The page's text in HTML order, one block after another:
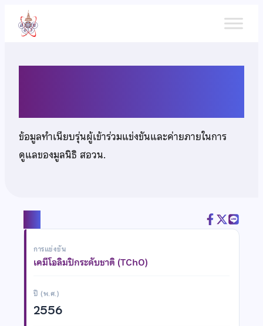
เนื้อหา
ข้อมูลทำเนียบรุ่นผู้เข้าร่วมแข่งขันและค่ายภายในการ
ดูแลของมูลนิธิ สอวน.
การแข่งขัน
เคมีโอลิมปิกระดับชาติ (TChO)
ปี (พ.ศ.)
2556